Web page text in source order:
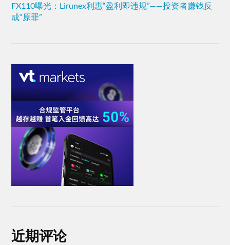
FX110曝光：Lirunex利惠“盈利即违规”——投资者赚钱反
成“原罪”
近期评论